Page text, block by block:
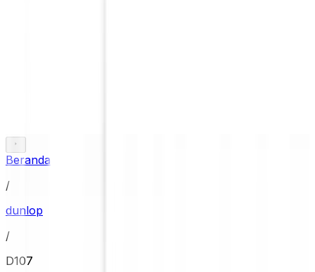
Beranda
/
dunlop
/
D107